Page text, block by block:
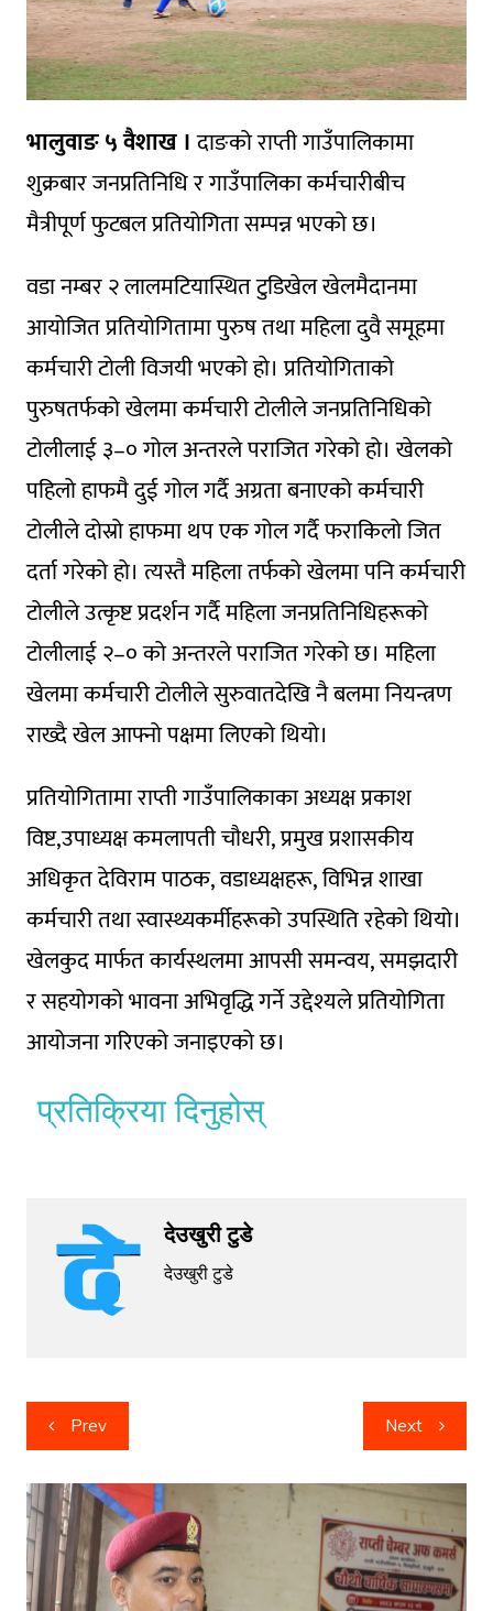
भालुवाङ ५ वैशाख ।दाङको राप्ती गाउँपालिकामा
शुक्रबार जनप्रतिनिधि र गाउँपालिका कर्मचारीबीच
मैत्रीपूर्ण फुटबल प्रतियोगिता सम्पन्न भएको छ।
वडा नम्बर २ लालमटियास्थित टुडिखेल खेलमैदानमा
आयोजित प्रतियोगितामा पुरुष तथा महिला दुवै समूहमा
कर्मचारी टोली विजयी भएको हाे। प्रतियोगिताको
पुरुषतर्फको खेलमा कर्मचारी टोलीले जनप्रतिनिधिको
टोलीलाई ३–० गोल अन्तरले पराजित गरेको हो। खेलको
पहिलो हाफमै दुई गोल गर्दै अग्रता बनाएको कर्मचारी
टोलीले दोस्रो हाफमा थप एक गोल गर्दै फराकिलो जित
दर्ता गरेको हो। त्यस्तै महिला तर्फको खेलमा पनि कर्मचारी
टोलीले उत्कृष्ट प्रदर्शन गर्दै महिला जनप्रतिनिधिहरूको
टोलीलाई २–० को अन्तरले पराजित गरेको छ। महिला
खेलमा कर्मचारी टोलीले सुरुवातदेखि नै बलमा नियन्त्रण
राख्दै खेल आफ्नो पक्षमा लिएको थियो।
प्रतियोगितामा राप्ती गाउँपालिकाका अध्यक्ष प्रकाश
विष्ट,उपाध्यक्ष कमलापती चाैधरी, प्रमुख प्रशासकीय
अधिकृत देविराम पाठक, वडाध्यक्षहरू, विभिन्न शाखा
कर्मचारी तथा स्वास्थ्यकर्मीहरूको उपस्थिति रहेको थियो।
खेलकुद मार्फत कार्यस्थलमा आपसी समन्वय, समझदारी
र सहयोगको भावना अभिवृद्धि गर्ने उद्देश्यले प्रतियोगिता
आयोजना गरिएको जनाइएको छ।
प्रतिक्रिया दिनुहोस्
देउखुरी टुडे
देउखुरी टुडे
Post
navigation
Prev Next